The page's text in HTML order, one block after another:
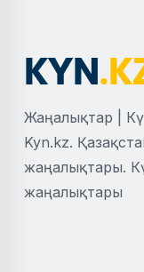
Жаңалықтар |
Kyn.kz.
жаңалықтары.
жаңалықтары